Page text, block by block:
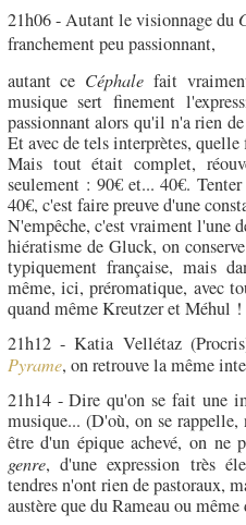
21h06 - Autant le visionnage du
franchement peu passionnant,
autant ce Céphale fait
musique sert finement
passionnant alors qu'il n'a rien
Et avec de tels interprètes,
Mais tout était complet,
seulement : 90€ et... 40€.
40€, c'est faire preuve d'une
N'empêche, c'est vraiment l'une
hiératisme de Gluck, on
typiquement française, mais
même, ici, préromatique, avec
quand même Kreutzer et Méhul !
21h12 - Katia Vellétaz
Pyrame, on retrouve la même
21h14 - Dire qu'on se fait une
musique... (D'où, on se
être d'un épique achevé, on
genre, d'une expression très
tendres n'ont rien de pastoraux,
austère que du Rameau ou